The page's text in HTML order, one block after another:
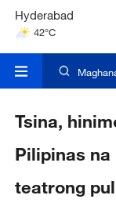
Hyderabad
42°C
Mumbai
Tsina,
Pilipinas na
teatrong